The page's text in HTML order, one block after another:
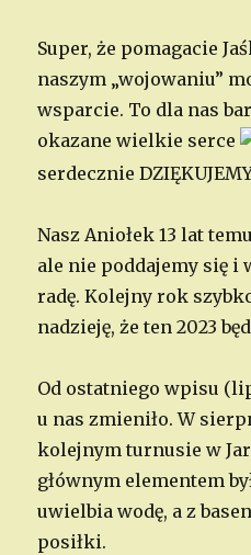
Super, że pomagacie
naszym „wojowaniu”
wsparcie. To dla nas
okazane wielkie serce
serdecznie
Nasz Aniołek 13 lat
ale nie poddajemy się i
radę. Kolejny rok
nadzieję, że ten 2023
Od ostatniego wpisu
u nas zmieniło. W
kolejnym turnusie w
głównym elementem
uwielbia wodę, a z
posiłki.